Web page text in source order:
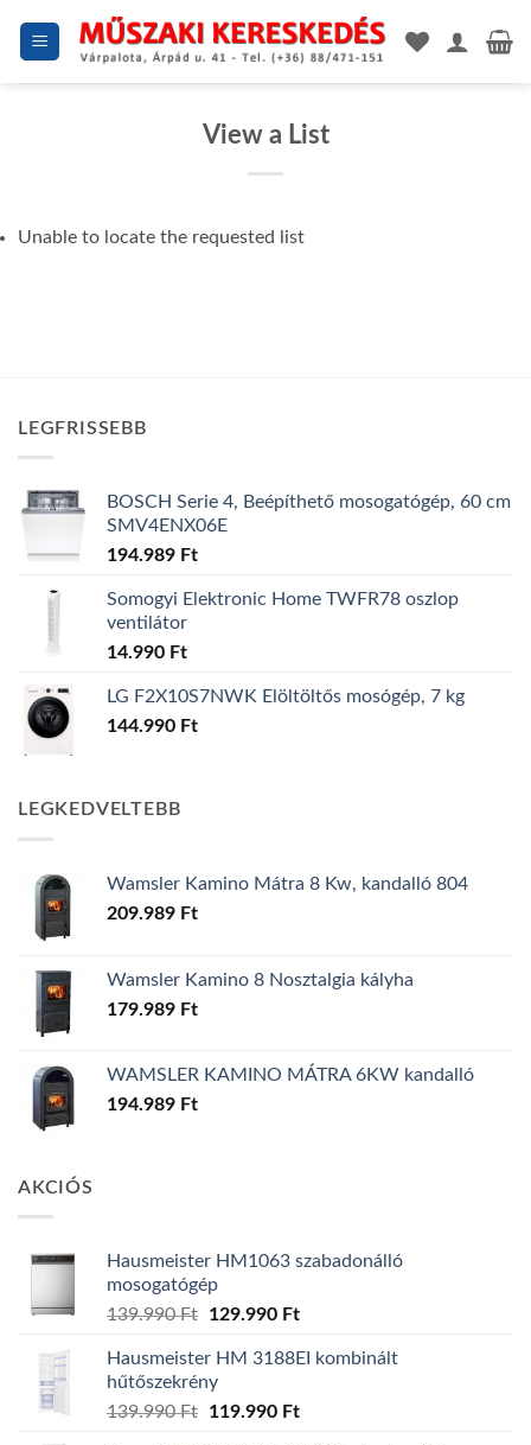
View a List
Unable to locate the requested list
LEGFRISSEBB
BOSCH Serie 4, Beépíthető mosogatógép, 60 cm
SMV4ENX06E
194.989 Ft
Somogyi Elektronic Home TWFR78 oszlop
ventilátor
14.990 Ft
LG F2X10S7NWK Elöltöltős mosógép, 7 kg
144.990 Ft
LEGKEDVELTEBB
Wamsler Kamino Mátra 8 Kw, kandalló 804
209.989 Ft
Wamsler Kamino 8 Nosztalgia kályha
179.989 Ft
WAMSLER KAMINO MÁTRA 6KW kandalló
194.989 Ft
AKCIÓS
Hausmeister HM1063 szabadonálló
mosogatógép
139.990Ft
Original
was:
139.990 Ft.
129.990 FtCurrent
is:
Hausmeister HM 3188EI kombinált
hűtőszekrény
139.990Ft
Original
119.990 FtCurrent